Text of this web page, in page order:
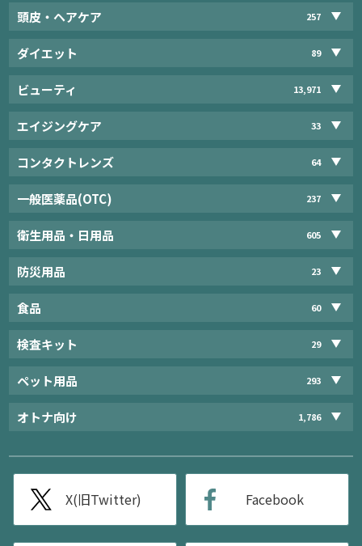
頭皮・ヘアケア 257
ダイエット 89
ビューティ 13,971
エイジングケア 33
コンタクトレンズ 64
一般医薬品(OTC) 237
衛生用品・日用品 605
防災用品 23
食品 60
検査キット 29
ペット用品 293
オトナ向け 1,786
X(旧Twitter) Facebook